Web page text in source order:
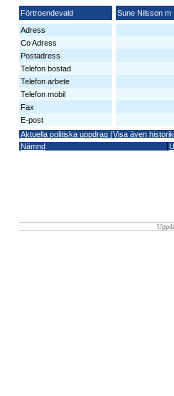
Förtroendevald
Sune Nilsson m
Adress
Co Adress
Postadress
Telefon bostad
Telefon arbete
Telefon mobil
Fax
E-post
Aktuella politiska uppdrag (Visa även
Nämnd